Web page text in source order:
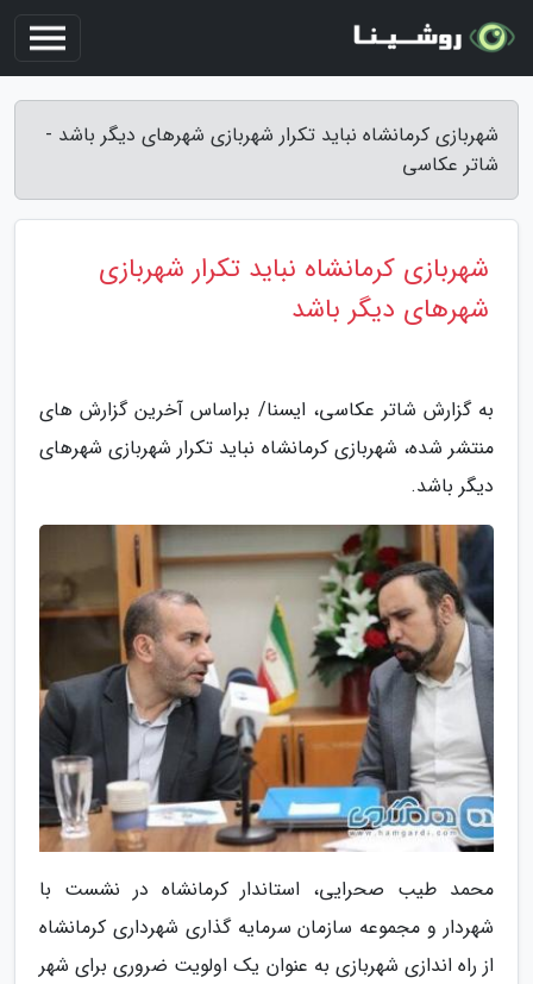
شهربازی کرمانشاه نباید تکرار شهربازی شهرهای دیگر باشد -
شاتر عکاسی
شهربازی کرمانشاه نباید تکرار شهربازی
شهرهای دیگر باشد
به گزارش شاتر عکاسی، ایسنا/ براساس آخرین گزارش های
منتشر شده، شهربازی کرمانشاه نباید تکرار شهربازی شهرهای
دیگر باشد.
محمد طیب صحرایی، استاندار کرمانشاه در نشست با
شهردار و مجموعه سازمان سرمایه گذاری شهرداری کرمانشاه
از راه اندازی شهربازی به عنوان یک اولویت ضروری برای شهر